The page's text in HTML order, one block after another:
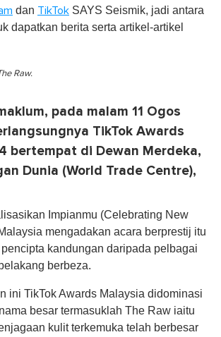
dan TikTok SAYS Seismik, jadi antara
dapatkan berita serta artikel-artikel
Raw.
pada malam 11 Ogos
TikTok Awards
bertempat di Dewan Merdeka,
Dunia (World Trade Centre),
Impianmu (Celebrating New
mengadakan acara berprestij itu
kandungan daripada pelbagai
berbeza.
ini TikTok Awards Malaysia didominasi
besar termasuklah The Raw iaitu
kulit terkemuka telah berbesar